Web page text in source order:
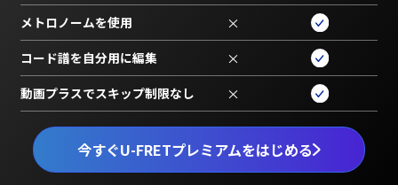
今すぐU-FRETプレミアムをはじめる
メトロノームを使用 ×
コード譜を自分用に編集 ×
動画プラスでスキップ制限なし ×